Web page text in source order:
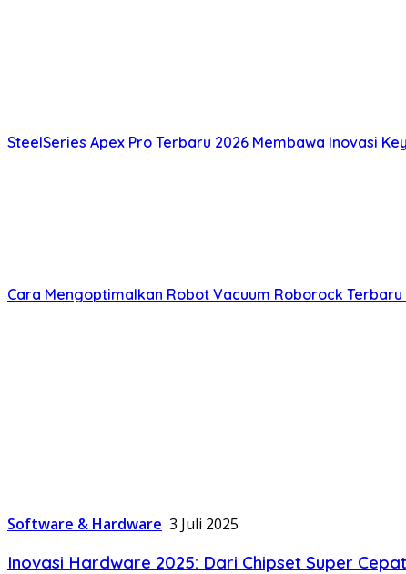
SteelSeries Apex Pro Terbaru 2026 Membawa Inovasi
Cara Mengoptimalkan Robot Vacuum Roborock
Software & Hardware 3 Juli 2025
Inovasi Hardware 2025: Dari Chipset Super